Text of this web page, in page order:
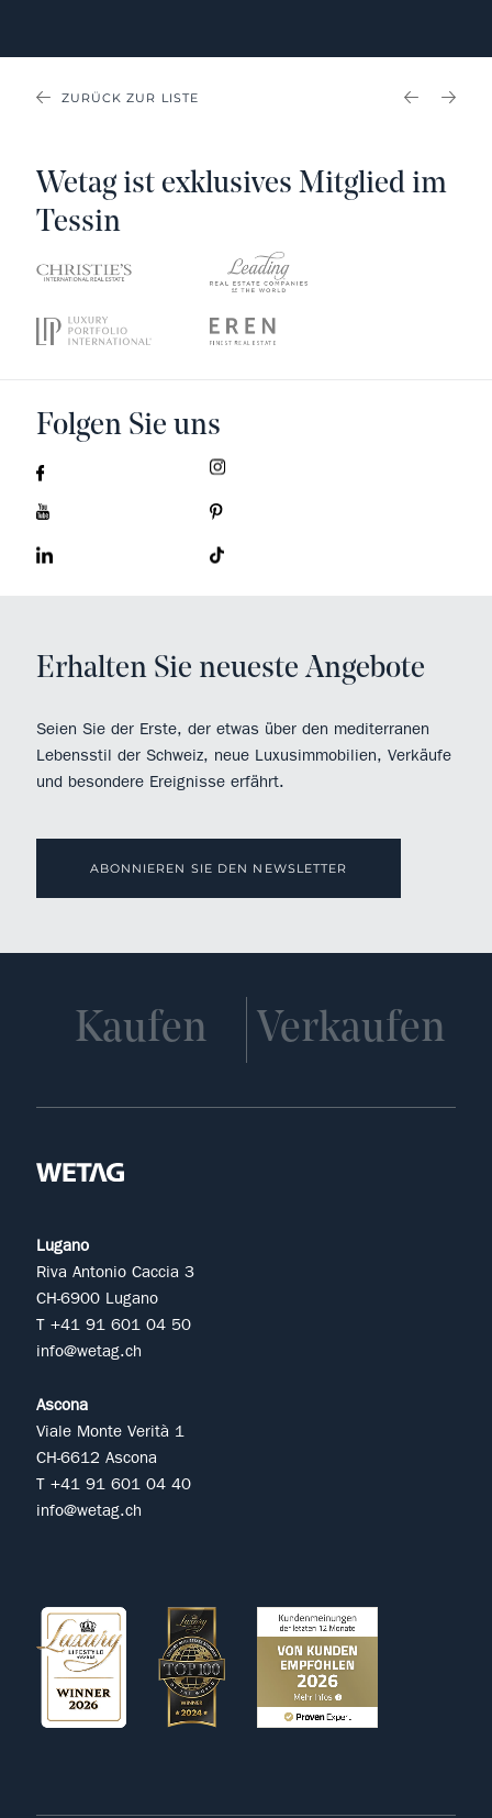
ZURÜCK ZUR LISTE
Wetag ist exklusives Mitglied im
Tessin
Folgen Sie uns
Erhalten Sie neueste Angebote
Seien Sie der Erste, der etwas über den mediterranen
Lebensstil der Schweiz, neue Luxusimmobilien, Verkäufe
und besondere Ereignisse erfährt.
ABONNIEREN SIE DEN NEWSLETTER
Kaufen Verkaufen
Lugano
Riva Antonio Caccia 3
CH-6900 Lugano
T +41 91 601 04 50
info@wetag.ch
Ascona
Viale Monte Verità 1
CH-6612 Ascona
T +41 91 601 04 40
info@wetag.ch